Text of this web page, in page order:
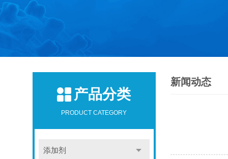
产品分类
PRODUCT CATEGORY
添加剂
新闻动态